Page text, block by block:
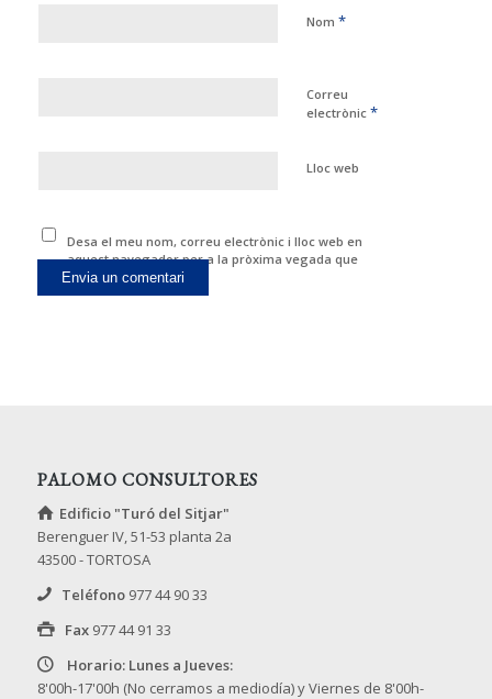
Nom *
Correu
electrònic *
Lloc web
Desa el meu nom, correu electrònic i lloc web en
aquest navegador per a la pròxima vegada que
comenti.
PALOMO CONSULTORES
Edificio "Turó del Sitjar"
Berenguer IV, 51-53 planta 2a
43500 - TORTOSA
Teléfono 977 44 90 33
Fax 977 44 91 33
Horario: Lunes a Jueves:
8'00h-17'00h (No cerramos a mediodía) y Viernes de 8'00h-